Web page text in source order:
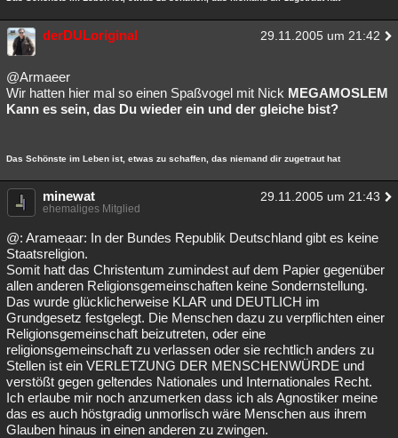
derDULoriginal 29.11.2005 um 21:42
@Armaeer
Wir hatten hier mal so einen Spaßvogel mit Nick MEGAMOSLEM
Kann es sein, das Du wieder ein und der gleiche bist?
Das Schönste im Leben ist, etwas zu schaffen, das niemand dir zugetraut hat
minewat 29.11.2005 um 21:43
ehemaliges Mitglied
@: Arameaar: In der Bundes Republik Deutschland gibt es keine
Staatsreligion.
Somit hatt das Christentum zumindest auf dem Papier gegenüber
allen anderen Religionsgemeinschaften keine Sondernstellung.
Das wurde glücklicherweise KLAR und DEUTLICH im
Grundgesetz festgelegt. Die Menschen dazu zu verpflichten einer
Religionsgemeinschaft beizutreten, oder eine
religionsgemeinschaft zu verlassen oder sie rechtlich anders zu
Stellen ist ein VERLETZUNG DER MENSCHENWÜRDE und
verstößt gegen geltendes Nationales und Internationales Recht.
Ich erlaube mir noch anzumerken dass ich als Agnostiker meine
das es auch höstgradig unmorlisch wäre Menschen aus ihrem
Glauben hinaus in einen anderen zu zwingen.